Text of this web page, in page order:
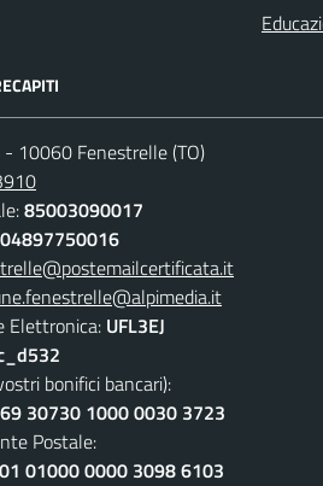
- 10060 Fenestrelle (TO)
85003090017
04897750016
Elettronica: UFL3EJ
bonifici bancari):
30730 1000 0030 3723
Postale:
01000 0000 3098 6103